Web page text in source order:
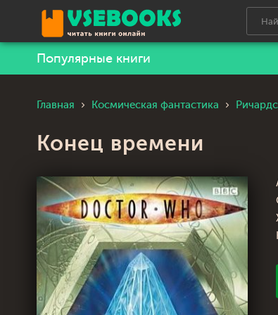
Популярные книги
Главная Космическая фантастика
Конец времени